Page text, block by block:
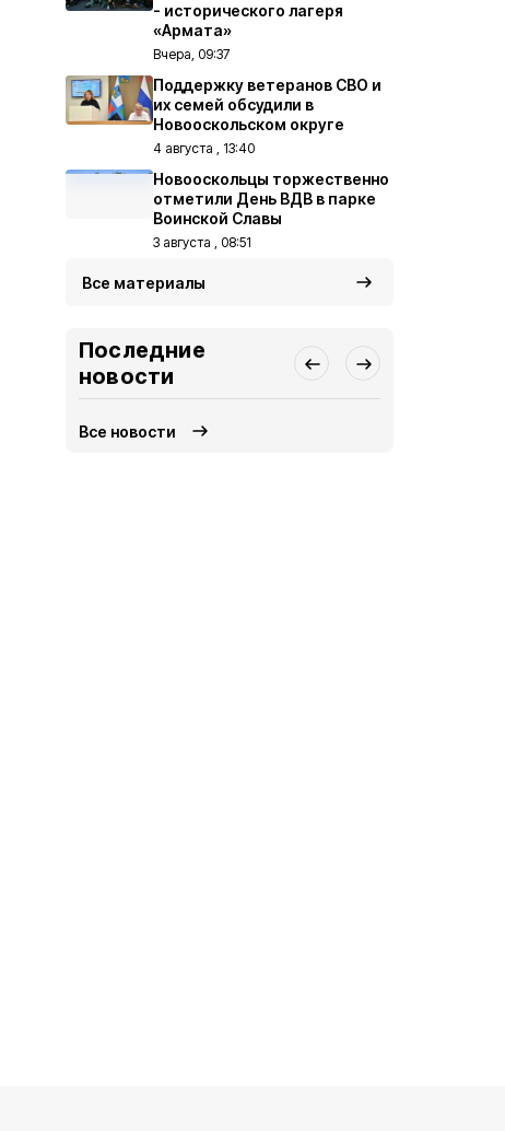
- исторического лагеря
«Армата»
Вчера, 09:37
Поддержку ветеранов СВО и
их семей обсудили в
Новооскольском округе
4 августа , 13:40
Новооскольцы торжественно
отметили День ВДВ в парке
Воинской Славы
3 августа , 08:51
Все материалы
Последние
новости
Все новости